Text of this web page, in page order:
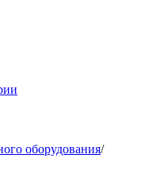
оборудования/